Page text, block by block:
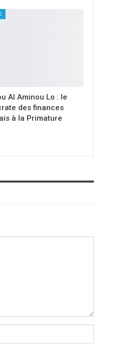
Al Aminou Lo : le
des finances
à la Primature